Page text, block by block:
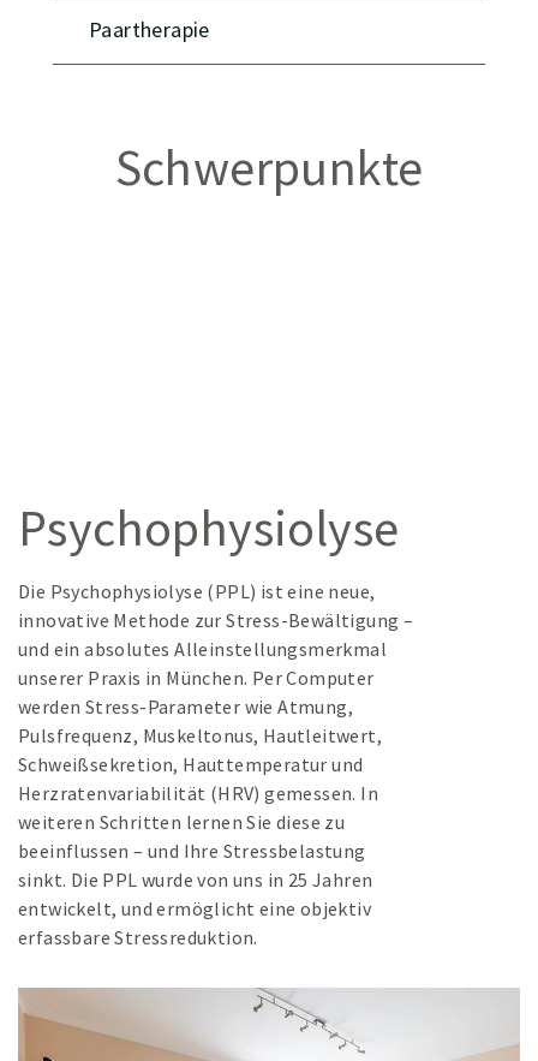
Paartherapie
Schwerpunkte
Psychophysiolyse
Die Psychophysiolyse (PPL) ist eine neue,
innovative Methode zur Stress-Bewältigung –
und ein absolutes Alleinstellungsmerkmal
unserer Praxis in München. Per Computer
werden Stress-Parameter wie Atmung,
Pulsfrequenz, Muskeltonus, Hautleitwert,
Schweißsekretion, Hauttemperatur und
Herzratenvariabilität (HRV) gemessen. In
weiteren Schritten lernen Sie diese zu
beeinflussen – und Ihre Stressbelastung
sinkt. Die PPL wurde von uns in 25 Jahren
entwickelt, und ermöglicht eine objektiv
erfassbare Stressreduktion.